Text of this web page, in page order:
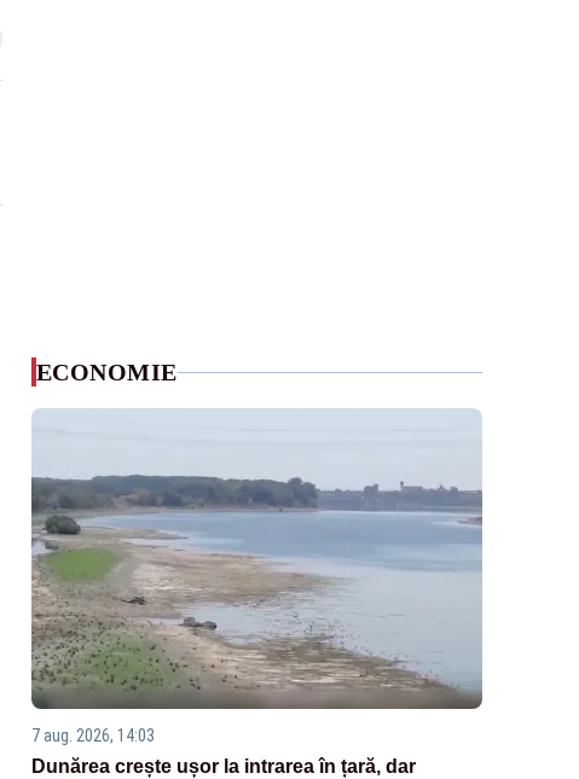
ECONOMIE
7 aug. 2026, 14:03
Dunărea crește ușor la intrarea în țară, dar